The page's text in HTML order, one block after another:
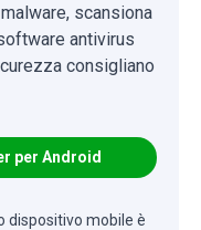
scansiona
antivirus
consigliano
per Android
dispositivo mobile è